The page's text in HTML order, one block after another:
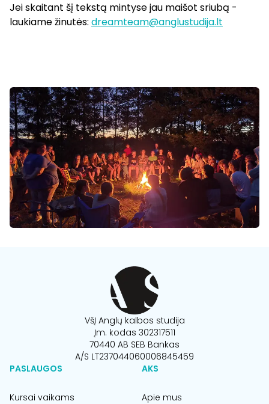
Jei skaitant šį tekstą mintyse jau maišot sriubą -
laukiame žinutės: dreamteam@anglustudija.lt
VšĮ Anglų kalbos studija
Įm. kodas 302317511
70440 AB SEB Bankas
A/S LT237044060006845459
PASLAUGOS
Kursai vaikams
AKS
Apie mus